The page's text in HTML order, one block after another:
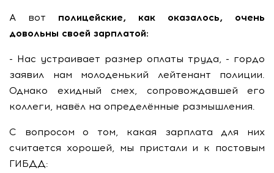
А вот полицейские, как оказалось, очень
довольны своей зарплатой:
- Нас устраивает размер оплаты труда, - гордо
заявил нам молоденький лейтенант полиции.
Однако ехидный смех, сопровождавшей его
коллеги, навёл на определённые размышления.
С вопросом о том, какая зарплата для них
считается хорошей, мы пристали и к постовым
ГИБДД: